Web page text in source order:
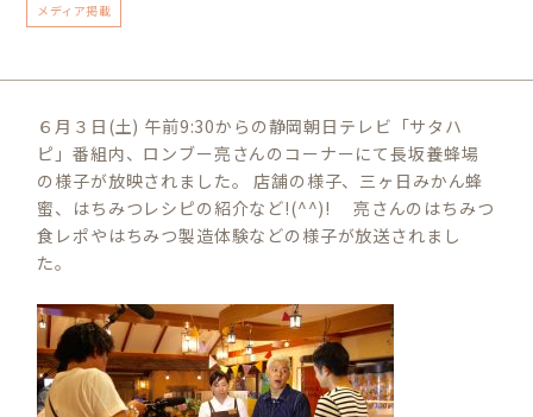
メディア掲載
６月３日(土) 午前9:30からの静岡朝日テレビ「サタハ
ピ」番組内、ロンブー亮さんのコーナーにて長坂養蜂場
の様子が放映されました。 店舗の様子、三ヶ日みかん蜂
蜜、はちみつレシピの紹介など!(^^)! 亮さんのはちみつ
食レポやはちみつ製造体験などの様子が放送されまし
た。